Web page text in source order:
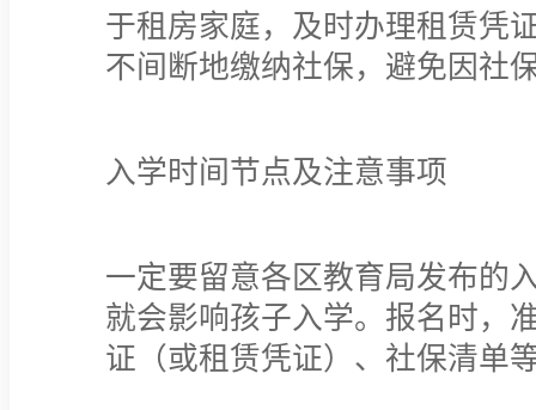
于租房家庭，及时办理租赁凭
不间断地缴纳社保，避免因社
入学时间节点及注意事项
一定要留意各区教育局发布的
就会影响孩子入学。报名时，
证（或租赁凭证）、社保清单